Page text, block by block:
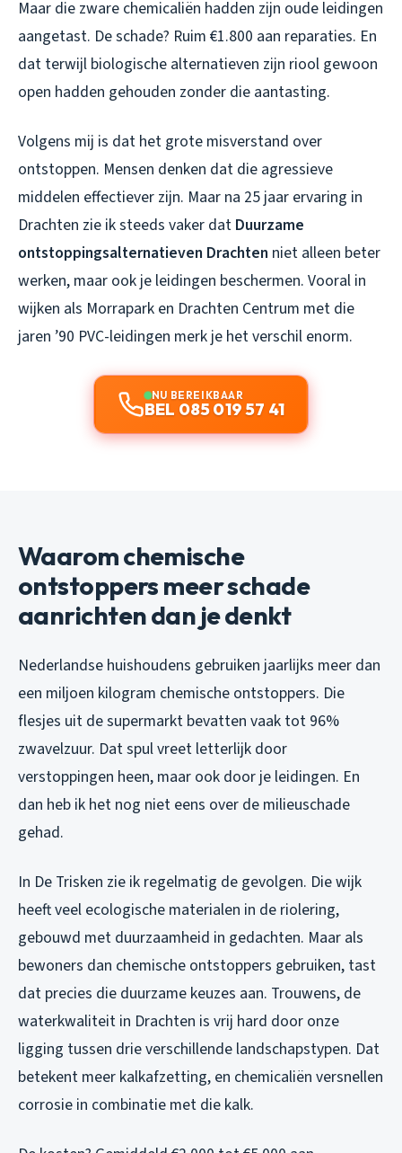
Maar die zware chemicaliën hadden zijn oude leidingen
aangetast. De schade? Ruim €1.800 aan reparaties. En
dat terwijl biologische alternatieven zijn riool gewoon
open hadden gehouden zonder die aantasting.
Volgens mij is dat het grote misverstand over
ontstoppen. Mensen denken dat die agressieve
middelen effectiever zijn. Maar na 25 jaar ervaring in
Drachten zie ik steeds vaker dat Duurzame
ontstoppingsalternatieven Drachten niet alleen beter
werken, maar ook je leidingen beschermen. Vooral in
wijken als Morrapark en Drachten Centrum met die
jaren ’90 PVC-leidingen merk je het verschil enorm.
NU BEREIKBAAR
BEL 085 019 57 41
Waarom chemische
ontstoppers meer schade
aanrichten dan je denkt
Nederlandse huishoudens gebruiken jaarlijks meer dan
een miljoen kilogram chemische ontstoppers. Die
flesjes uit de supermarkt bevatten vaak tot 96%
zwavelzuur. Dat spul vreet letterlijk door
verstoppingen heen, maar ook door je leidingen. En
dan heb ik het nog niet eens over de milieuschade
gehad.
In De Trisken zie ik regelmatig de gevolgen. Die wijk
heeft veel ecologische materialen in de riolering,
gebouwd met duurzaamheid in gedachten. Maar als
bewoners dan chemische ontstoppers gebruiken, tast
dat precies die duurzame keuzes aan. Trouwens, de
waterkwaliteit in Drachten is vrij hard door onze
ligging tussen drie verschillende landschapstypen. Dat
betekent meer kalkafzetting, en chemicaliën versnellen
corrosie in combinatie met die kalk.